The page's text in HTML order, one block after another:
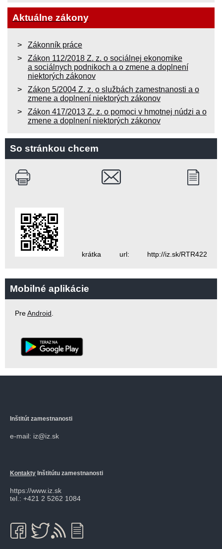
Aktuálne zákony
Zákonník práce
Zákon 112/2018 Z. z. o sociálnej ekonomike
a sociálnych podnikoch a o zmene a doplnení
niektorých zákonov
Zákon 5/2004 Z. z. o službách zamestnanosti a o
zmene a doplnení niektorých zákonov
Zákon 417/2013 Z. z. o pomoci v hmotnej núdzi a o
zmene a doplnení niektorých zákonov
So stránkou chcem
krátka url: http://iz.sk/RTR422
Mobilné aplikácie
PreAndroid.
Inštitút zamestnanosti
e-mail: iz@iz.sk
Kontakty Inštitútu zamestnanosti
https://www.iz.sk
tel.: +421 2 5262 1084